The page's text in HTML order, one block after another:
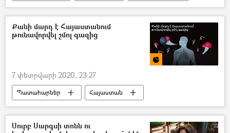
Տնտեսություն
հասարակություն
բիզնես
եվրապարտատոմս
Հայաստան և ԵԱՏՄ
Քանի մարդ է Հայաստանում
թունավորվել շմոլ գազից
7 փետրվարի 2020, 23:27
Պատահարներ
Հայաստան
հասարակություն
Տնտեսություն
Ինֆոգրաֆիկա
Մուլտիմեդիա
Սուրբ Սարգսի տոնն ու